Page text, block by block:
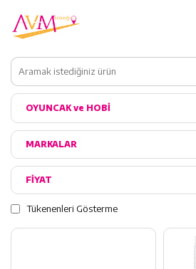
OYUNCAK ve HOBİ
MARKALAR
FİYAT
Tükenenleri Gösterme